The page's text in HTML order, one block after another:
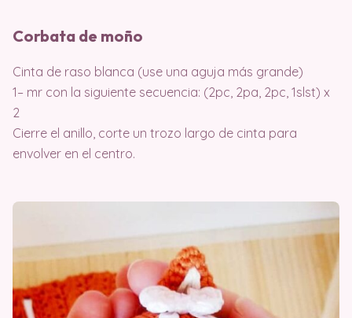
Corbata de moño
Cinta de raso blanca (use una aguja más grande)
1– mr con la siguiente secuencia: (2pc, 2pa, 2pc, 1slst) x
2
Cierre el anillo, corte un trozo largo de cinta para
envolver en el centro.